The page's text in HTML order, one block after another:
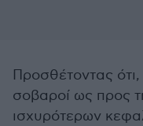
Προσθέτοντας
σοβαροί ως προς
ισχυρότερων